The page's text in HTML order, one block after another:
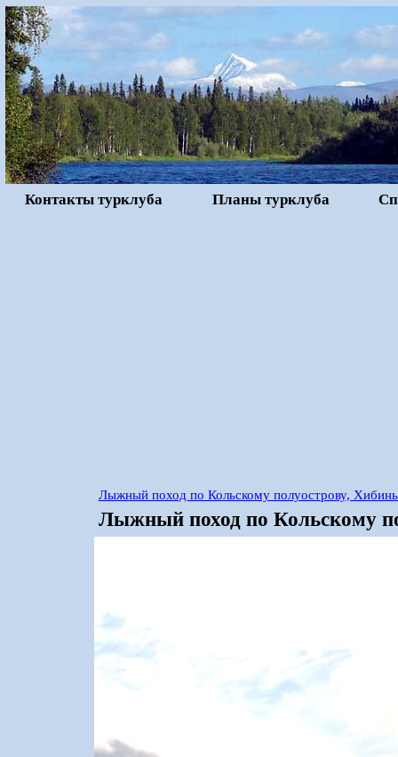
Контакты турклуба Планы турклуба
Лыжный поход по Кольскому полуострову,
Лыжный поход по Кольскому